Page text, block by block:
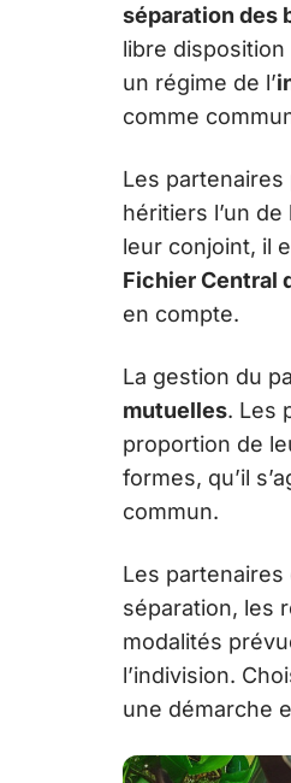
séparation des
libre
un régime de l’
comme
Les
héritiers l’un
leur conjoint, il
Fichier Central
en compte.
La gestion du
mutuelles. Les
proportion de
formes, qu’il
commun.
Les
séparation, les
modalités
l’indivision.
une démarche